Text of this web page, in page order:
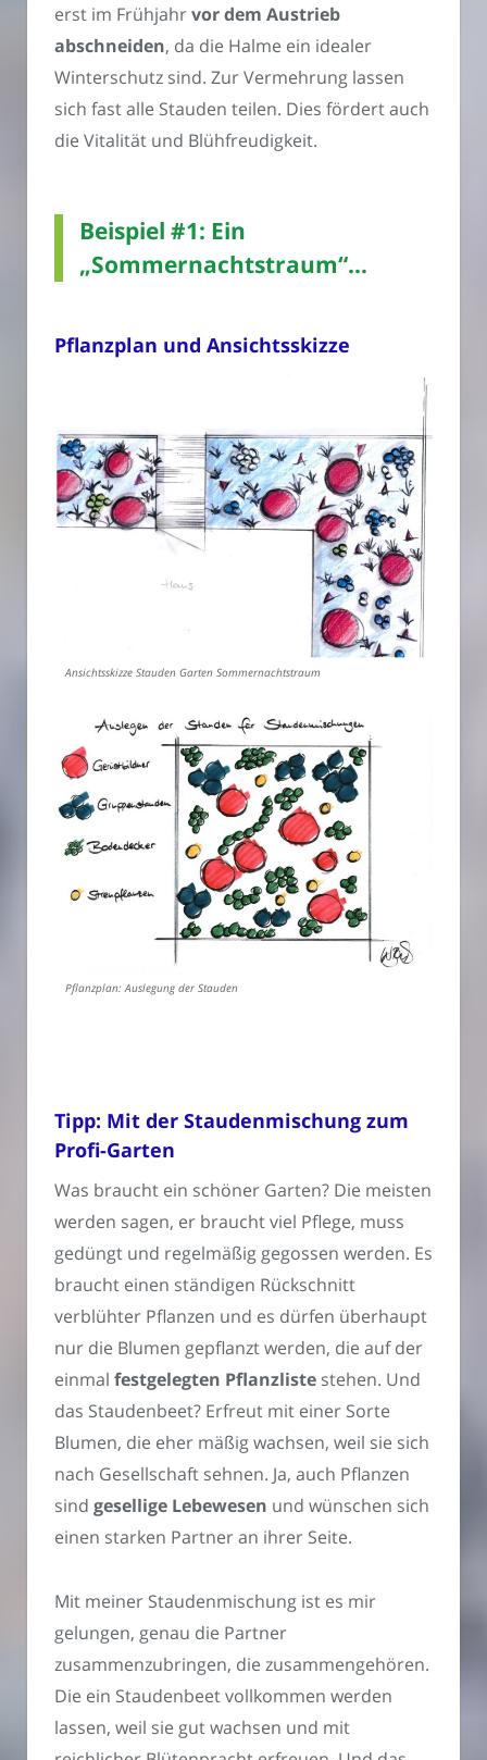
erst im Frühjahrvor dem Austrieb
abschneiden, da die Halme ein idealer
Winterschutz sind. Zur Vermehrung lassen
sich fast alle Stauden teilen. Dies fördert auch
die Vitalität und Blühfreudigkeit.
Beispiel #1: Ein
„Sommernachtstraum“…
Pflanzplan und Ansichtsskizze
Ansichtsskizze Stauden Garten Sommernachtstraum
Pflanzplan: Auslegung der Stauden
Tipp: Mit der Staudenmischung zum
Profi-Garten
Was braucht ein schöner Garten? Die meisten
werden sagen, er braucht viel Pflege, muss
gedüngt und regelmäßig gegossen werden. Es
braucht einen ständigen Rückschnitt
verblühter Pflanzen und es dürfen überhaupt
nur die Blumen gepflanzt werden, die auf der
einmal festgelegten Pflanzliste stehen. Und
das Staudenbeet? Erfreut mit einer Sorte
Blumen, die eher mäßig wachsen, weil sie sich
nach Gesellschaft sehnen. Ja, auch Pflanzen
sind gesellige Lebewesen und wünschen sich
einen starken Partner an ihrer Seite.
Mit meiner Staudenmischung ist es mir
gelungen, genau die Partner
zusammenzubringen, die zusammengehören.
Die ein Staudenbeet vollkommen werden
lassen, weil sie gut wachsen und mit